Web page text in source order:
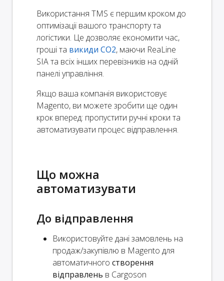
Використання TMS є першим кроком до
оптимізації вашого транспорту та
логістики. Це дозволяє економити час,
гроші та викиди CO2, маючи ReaLine
SIA та всіх інших перевізників на одній
панелі управління.
Якщо ваша компанія використовує
Magento, ви можете зробити ще один
крок вперед: пропустити ручні кроки та
автоматизувати процес відправлення.
Що можна
автоматизувати
До відправлення
Використовуйте дані замовлень на
продаж/закупівлю в Magento для
автоматичного створення
відправлень в Cargoson